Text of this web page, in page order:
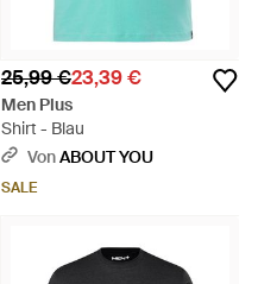
25,99 €23,39 €
Men Plus
Shirt - Blau
VonABOUT YOU
SALE